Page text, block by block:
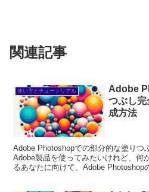
関連記事
使い方とチュートリアル
Adobe
つぶし
成方法
Adobe Photoshopでの部分的な塗りつ
Adobe製品を使ってみたいけれど、何
るあなたに向けて、Adobe Photoshop